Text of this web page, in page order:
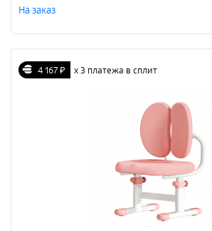
На заказ
4 167 ₽ х 3 платежа в сплит